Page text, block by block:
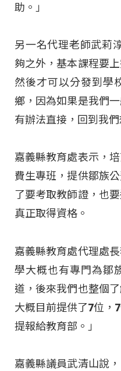
助。」
另一名代理老師武莉
夠之外，基本課程要
然後才可以分發到學
鄉，因為如果是我們
有辦法直接，回到我們
嘉義縣教育處表示，
費生專班，提供鄒族
了要考取教師證，也
真正取得資格。
嘉義縣教育處代理處
學大概也有專門為鄒
道，後來我們也整個
大概目前提供了7位，
提報給教育部。」
嘉義縣議員武清山說